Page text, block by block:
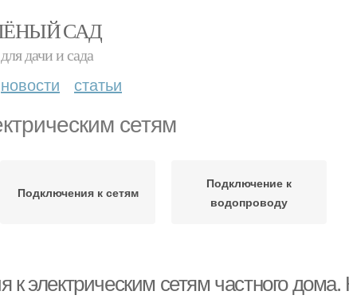
САД
дачи и сада
новости статьи
сетям
Подключения к сетям
Подключение к
водопроводу
к электрическим сетям частного